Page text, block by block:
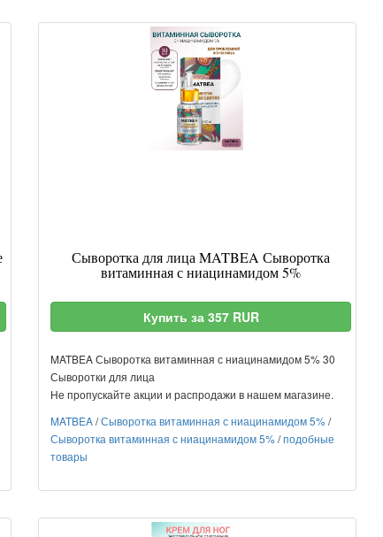
Сыворотка для лица MATBEA Сыворотка
витаминная с ниацинамидом 5%
Купить за 357 RUR
MATBEA Сыворотка витаминная с ниацинамидом 5% 30
Сыворотки для лица
Не пропускайте акции и распродажи в нашем магазине.
MATBEA/Сыворотка витаминная с ниацинамидом 5% /
Сыворотка витаминная с ниацинамидом 5% /подобные
товары